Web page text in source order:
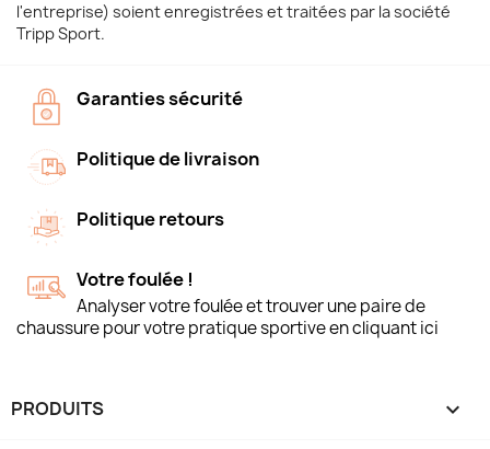
l'entreprise) soient enregistrées et traitées par la société
Tripp Sport.
Garanties sécurité
Politique de livraison
Politique retours
Votre foulée !
Analyser votre foulée et trouver une paire de
chaussure pour votre pratique sportive en cliquant ici
PRODUITS 